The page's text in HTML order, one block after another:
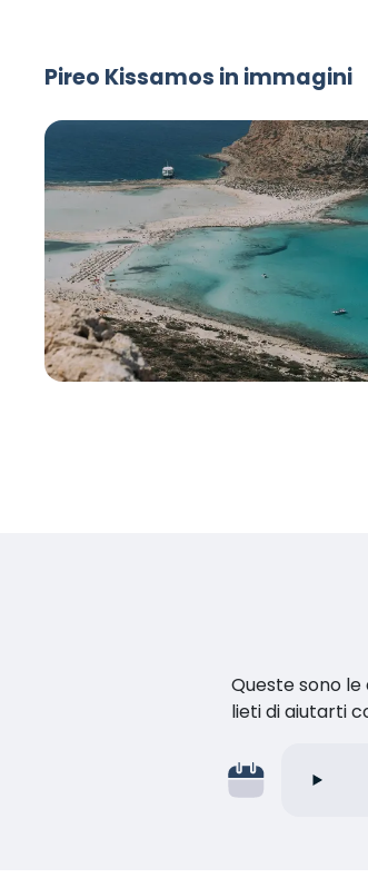
Pireo Kissamos in immagini
Queste sono
lieti di aiutarti